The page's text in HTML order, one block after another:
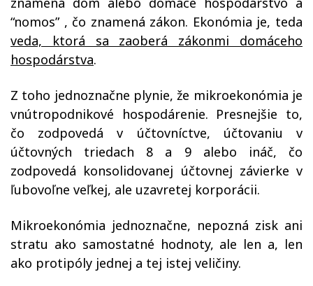
“nomos” , čo znamená zákon. Ekonómia je, teda
veda, ktorá sa zaoberá zákonmi domáceho
hospodárstva.
Z toho jednoznačne plynie, že mikroekonómia je
vnútropodnikové hospodárenie. Presnejšie to,
čo zodpovedá v účtovníctve, účtovaniu v
účtovných triedach 8 a 9 alebo ináč, čo
zodpovedá konsolidovanej účtovnej závierke v
ľubovoľne veľkej, ale uzavretej korporácii.
Mikroekonómia jednoznačne, nepozná zisk ani
stratu ako samostatné hodnoty, ale len a, len
ako protipóly jednej a tej istej veličiny.